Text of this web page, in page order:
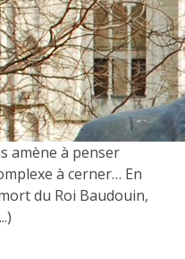
amène à penser
à cerner… En
du Roi Baudouin,